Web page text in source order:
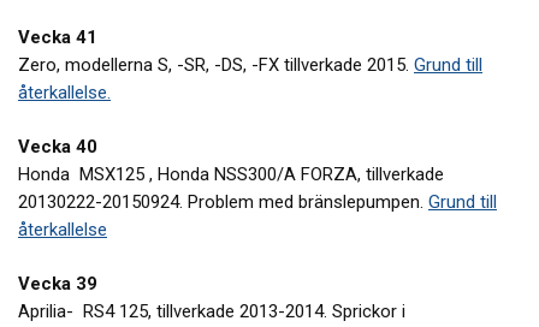
Vecka 41
Zero, modellerna S, -SR, -DS, -FX tillverkade 2015. Grund till
återkallelse.
Vecka 40
Honda MSX125 , Honda NSS300/A FORZA, tillverkade
20130222-20150924. Problem med bränslepumpen. Grund till
återkallelse
Vecka 39
Aprilia- RS4 125, tillverkade 2013-2014. Sprickor i